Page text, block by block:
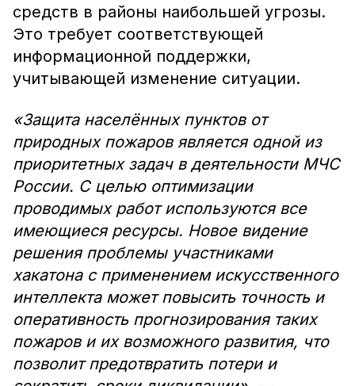
средств в районы наибольшей угрозы.
Это требует соответствующей
информационной поддержки,
учитывающей изменение ситуации.
«Защита населённых пунктов от
природных пожаров является одной из
приоритетных задач в деятельности МЧС
России. С целью оптимизации
проводимых работ используются все
имеющиеся ресурсы. Новое видение
решения проблемы участниками
хакатона с применением искусственного
интеллекта может повысить точность и
оперативность прогнозирования таких
пожаров и их возможного развития, что
позволит предотвратить потери и